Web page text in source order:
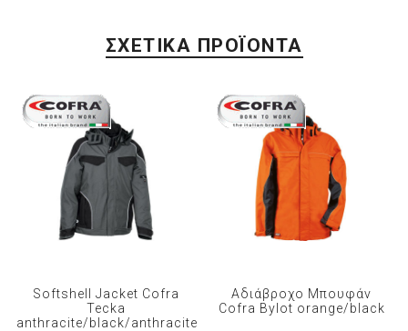
ΣΧΕΤΙΚΆ ΠΡΟΪΌΝΤΑ
Softshell Jacket Cofra
Tecka
anthracite/black/anthracite
Αδιάβροχο Μπουφάν
Cofra Bylot orange/black